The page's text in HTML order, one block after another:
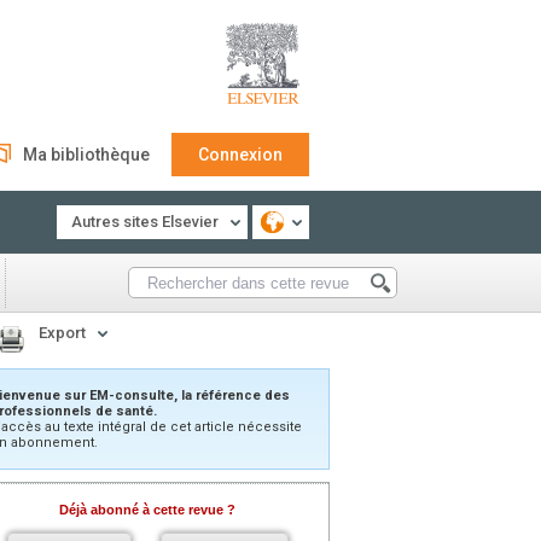
Ma bibliothèque Connexion
Autres sites Elsevier
Export
sur EM-consulte, la référence des
de santé.
au texte intégral de cet article nécessite
abonnement.
Déjà abonné à cette revue ?